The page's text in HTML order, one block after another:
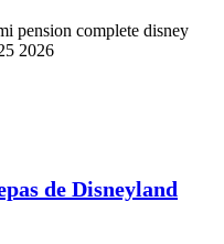
de Disneyland